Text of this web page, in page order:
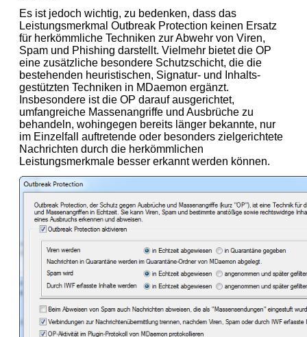
Es ist jedoch wichtig, zu bedenken, dass das
Leistungsmerkmal Outbreak Protection keinen Ersatz
für herkömmliche Techniken zur Abwehr von Viren,
Spam und Phishing darstellt. Vielmehr bietet die OP
eine zusätzliche besondere Schutzschicht, die die
bestehenden heuristischen, Signatur- und Inhalts-
gestützten Techniken in MDaemon ergänzt.
Insbesondere ist die OP darauf ausgerichtet,
umfangreiche Massenangriffe und Ausbrüche zu
behandeln, wohingegen bereits länger bekannte, nur
im Einzelfall auftretende oder besonders zielgerichtete
Nachrichten durch die herkömmlichen
Leistungsmerkmale besser erkannt werden können.